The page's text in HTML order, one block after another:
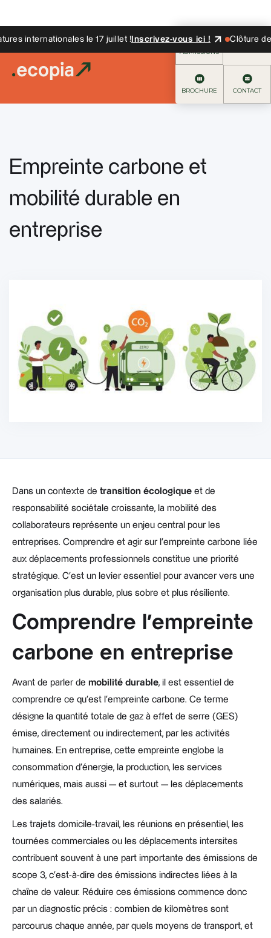
internationales le 17 juillet !Inscrivez-vous ici ! Clôture des
ADMISSIONS
BROCHURE CONTACT
Empreinte carbone et
mobilité durable en
entreprise
Dans un contexte de transition écologique et de
responsabilité sociétale croissante, la mobilité des
collaborateurs représente un enjeu central pour les
entreprises. Comprendre et agir sur l’empreinte carbone liée
aux déplacements professionnels constitue une priorité
stratégique. C’est un levier essentiel pour avancer vers une
organisation plus durable, plus sobre et plus résiliente.
Comprendre l’empreinte
carbone en entreprise
Avant de parler de mobilité durable, il est essentiel de
comprendre ce qu’est l’empreinte carbone. Ce terme
désigne la quantité totale de gaz à effet de serre (GES)
émise, directement ou indirectement, par les activités
humaines. En entreprise, cette empreinte englobe la
consommation d’énergie, la production, les services
numériques, mais aussi — et surtout — les déplacements
des salariés.
Les trajets domicile-travail, les réunions en présentiel, les
tournées commerciales ou les déplacements intersites
contribuent souvent à une part importante des émissions de
scope 3, c’est-à-dire des émissions indirectes liées à la
chaîne de valeur. Réduire ces émissions commence donc
par un diagnostic précis : combien de kilomètres sont
parcourus chaque année, par quels moyens de transport, et